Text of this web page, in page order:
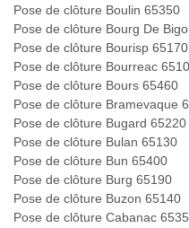
Pose de clôture Boulin 65350
Pose de clôture Bourg De
Pose de clôture Bourisp 65170
Pose de clôture Bourreac
Pose de clôture Bours 65460
Pose de clôture Bramevaque
Pose de clôture Bugard 65220
Pose de clôture Bulan 65130
Pose de clôture Bun 65400
Pose de clôture Burg 65190
Pose de clôture Buzon 65140
Pose de clôture Cabanac